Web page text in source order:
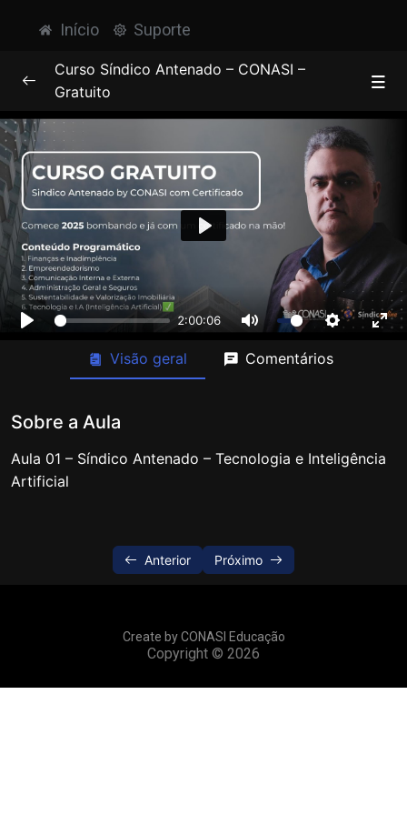
Início Suporte
Comunicação Interna e Externa 0/2
Administração Geral e Seguros 0/2
Sustentabilidade e Valorização Imobiliária
0/3
Empreendedorismo Condominial 0/2
Finanças e Inadimplência
Tecnologia e I.A (Inteligência Artificial)
Aula 01 – Síndico Antenado –
Aula 02 – Síndico Antenado –
Tecnologia e Inteligência Artificial
Curso Síndico Antenado – CONASI –
Gratuito
2:00:06
Play
Visão geral Comentários
Sobre a Aula
Aula 01 – Síndico Antenado – Tecnologia e Inteligência
Artificial
Anterior Próximo
Create by CONASI Educação
Copyright © 2026